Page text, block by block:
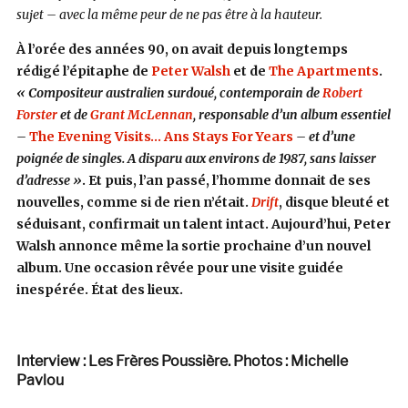
sujet – avec la même peur de ne pas être à la hauteur.
À l’orée des années 90, on avait depuis longtemps
rédigé l’épitaphe de Peter Walshet de The Apartments.
« Compositeur australien surdoué, contemporain deRobert
Forsteret deGrant McLennan, responsable d’un album essentiel
– The Evening Visits… Ans Stays For Years – et d’une
poignée de singles. A disparu aux environs de 1987, sans laisser
d’adresse ». Et puis, l’an passé, l’homme donnait de ses
nouvelles, comme si de rien n’était. Drift, disque bleuté et
séduisant, confirmait un talent intact. Aujourd’hui, Peter
Walsh annonce même la sortie prochaine d’un nouvel
album. Une occasion rêvée pour une visite guidée
inespérée. État des lieux.
Interview : Les Frères Poussière. Photos : Michelle
Pavlou